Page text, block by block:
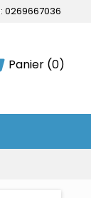
0269667036
Panier (0)